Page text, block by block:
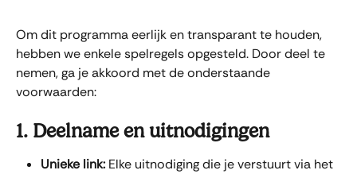
Om dit programma eerlijk en transparant te houden,
hebben we enkele spelregels opgesteld. Door deel te
nemen, ga je akkoord met de onderstaande
voorwaarden:
1. Deelname en uitnodigingen
Unieke link: Elke uitnodiging die je verstuurt via het